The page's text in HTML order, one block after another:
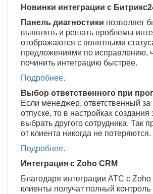
Новинки интеграции с
Панель диагностики позволяет
выявлять и решать проблемы
отображаются с понятными
предложениями по исправлению,
починить интеграцию быстрее.
Подробнее.
Выбор ответственного при
Если менеджер, ответственный за
отпуске, то в настройках
выбрать другого сотрудника. Так
от клиента никогда не потеряются.
Подробнее.
Интеграция с Zoho CRM
Благодаря интеграции АТС с
клиенты получат полный